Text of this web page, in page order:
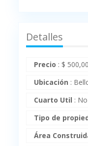
Detalles
Precio : $
Ubicación :
Cuarto Util : No
Tipo de
Área